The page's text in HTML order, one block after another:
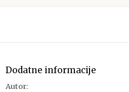
Dodatne informacije
Autor: